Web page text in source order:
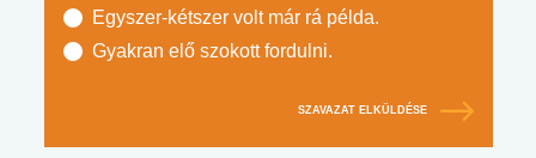
Egyszer-kétszer volt már rá példa.
Gyakran elő szokott fordulni.
SZAVAZAT ELKÜLDÉSE